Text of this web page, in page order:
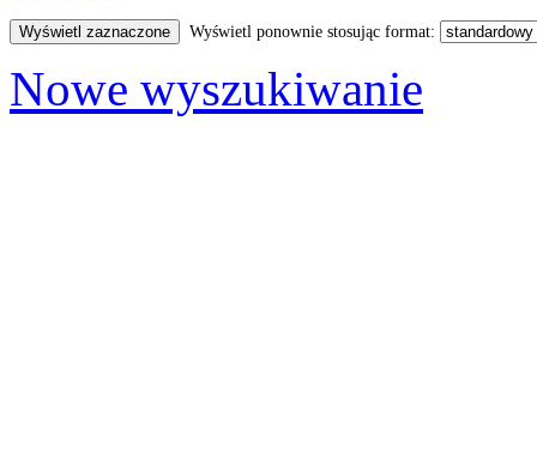
Wyświetl ponownie stosując format:
Nowe wyszukiwanie